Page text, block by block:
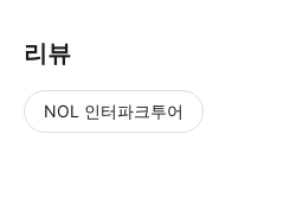
리뷰
NOL 인터파크투어